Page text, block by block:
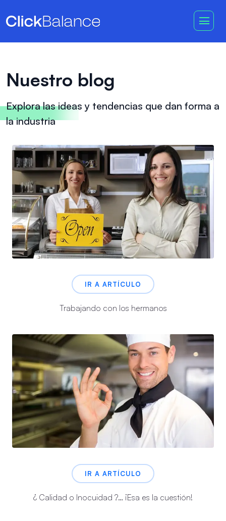
Nuestro blog
Explora las ideas y tendencias que dan forma a
la industria
IR A ARTÍCULO
Trabajando con los hermanos
IR A ARTÍCULO
¿ Calidad o Inocuidad ?… ¡Esa es la cuestión!